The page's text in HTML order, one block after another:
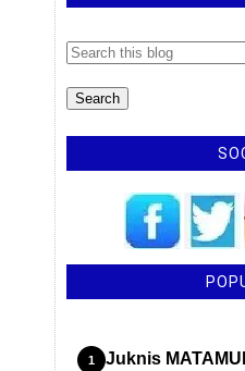
Juknis